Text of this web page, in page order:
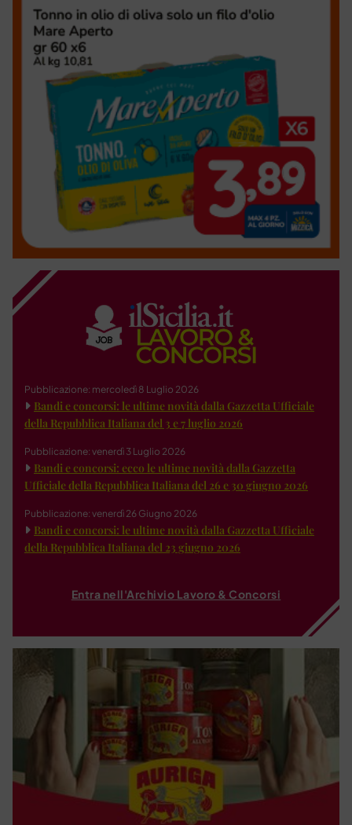
Pubblicazione: mercoledì 8 Luglio 2026
Bandi e concorsi: le ultime novità dalla Gazzetta Ufficiale
della Repubblica Italiana del 3 e 7 luglio 2026
Pubblicazione: venerdì 3 Luglio 2026
Bandi e concorsi: ecco le ultime novità dalla Gazzetta
Ufficiale della Repubblica Italiana del 26 e 30 giugno 2026
Pubblicazione: venerdì 26 Giugno 2026
Bandi e concorsi: le ultime novità dalla Gazzetta Ufficiale
della Repubblica Italiana del 23 giugno 2026
Entra nell'Archivio Lavoro & Concorsi